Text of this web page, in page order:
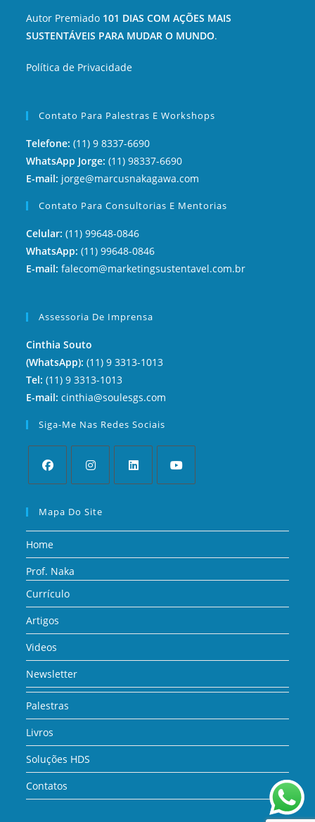
Autor Premiado 101 DIAS COM AÇÕES MAIS
SUSTENTÁVEIS PARA MUDAR O MUNDO.
Política de Privacidade
Contato Para Palestras E Workshops
Telefone: (11) 9 8337-6690
WhatsApp Jorge: (11) 98337-6690
E-mail: jorge@marcusnakagawa.com
Contato Para Consultorias E Mentorias
Celular: (11) 99648-0846
WhatsApp: (11) 99648-0846
E-mail: falecom@marketingsustentavel.com.br
Assessoria De Imprensa
Cinthia Souto
(WhatsApp):(11) 9 3313-1013
Tel:(11) 9 3313-1013
E-mail: cinthia@soulesgs.com
Siga-Me Nas Redes Sociais
Mapa Do Site
Home
Prof. Naka
Currículo
Artigos
Videos
Newsletter
Palestras
Livros
Soluções HDS
Contatos